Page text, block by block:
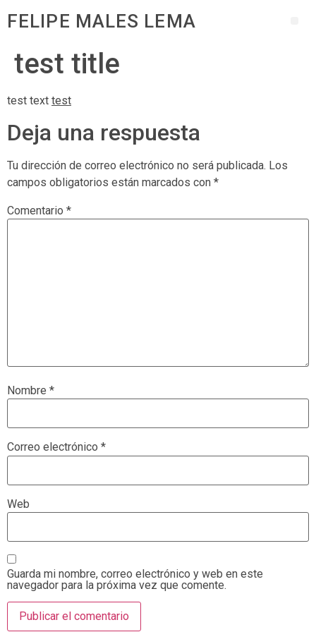
FELIPE MALES LEMA
test title
test text test
Deja una respuesta
Tu dirección de correo electrónico no será publicada. Los
campos obligatorios están marcados con *
Comentario *
Nombre *
Correo electrónico *
Web
Guarda mi nombre, correo electrónico y web en este
navegador para la próxima vez que comente.